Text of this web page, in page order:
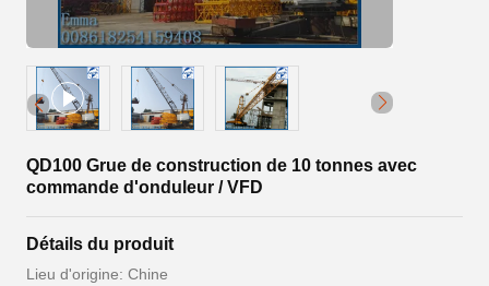
QD100 Grue de construction de 10 tonnes avec
commande d'onduleur / VFD
Détails du produit
Lieu d'origine: Chine